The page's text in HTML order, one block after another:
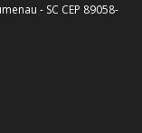
- SC CEP 89058-